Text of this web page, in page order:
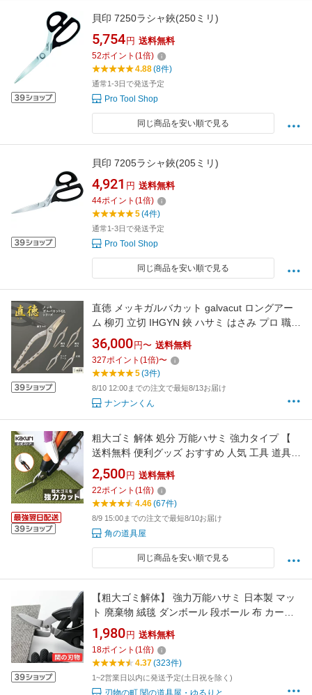
貝印 7250ラシャ鋏(250ミリ)
5,754 円 送料無料
52ポイント (1倍)
4.88(8件)
通常1-3日で発送予定
Pro Tool Shop
同じ商品を安い順で見る
貝印 7205ラシャ鋏(205ミリ)
4,921 円 送料無料
44ポイント (1倍)
5(4件)
通常1-3日で発送予定
Pro Tool Shop
同じ商品を安い順で見る
直徳 メッキガルバカット galvacut ロングアー
ム 柳刃 立切 IHGYN 鋏 ハサミ はさみ プロ 職人
板金 手動 工具 金物 切断 大工 送料無料 道具 素
材 地金 ハガネ 切断 手造り 在庫 板金職人 本物
板金工具 板金はさみ 南部屋 ナンナン君
36,000 円〜 送料無料
327ポイント (1倍)〜
5(3件)
8/10 12:00までの注文で最短8/13お届け
ナンナンくん
粗大ゴミ 解体 処分 万能ハサミ 強力タイプ 【
送料無料 便利グッズ おすすめ 人気 工具 道具
鋏 はさみ ハサミ カーペット プラスチック 切断
切る カッター 廃棄 掃除 大掃除 角利 KAKURI
MSS-30 】
2,500 円 送料無料
22ポイント (1倍)
4.46(67件)
8/9 15:00までの注文で最短8/10お届け
角の道具屋
同じ商品を安い順で見る
【粗大ゴミ解体】 強力万能ハサミ 日本製 マッ
ト 廃棄物 絨毯 ダンボール 段ボール 布 カーペ
ット CD DVD ペットボトル トタン 分別 廃棄
金切りハサミ diy マンモスカネキリ 大型 断捨離
作業用 大掃除 切れ味抜群 最強 関の刃物 ステン
レス 工具 掃除 メール便ポスト投函
1,980 円 送料無料
18ポイント (1倍)
4.37(323件)
1~2営業日以内に発送予定(土日祝を除く)